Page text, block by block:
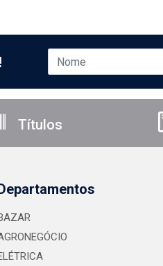
Títulos
Departamentos